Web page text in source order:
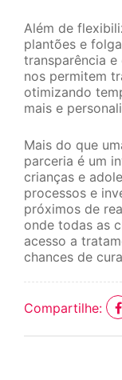
Além de
plantões e
transparência e
nos permitem
otimizando
mais e
Mais do que
parceria é um
crianças e
processos e
próximos de
onde todas as
acesso a
chances de
Compartilhe: